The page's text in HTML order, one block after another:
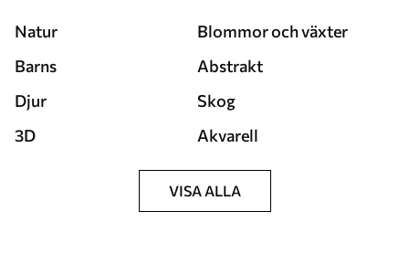
Natur
Blommor och växter
Barns
Abstrakt
Djur
Skog
3D
Akvarell
VISA ALLA